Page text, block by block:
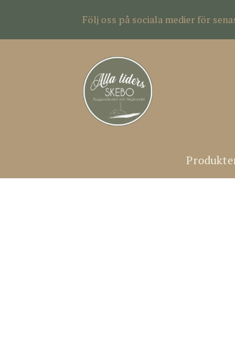
Följ oss på sociala medier för